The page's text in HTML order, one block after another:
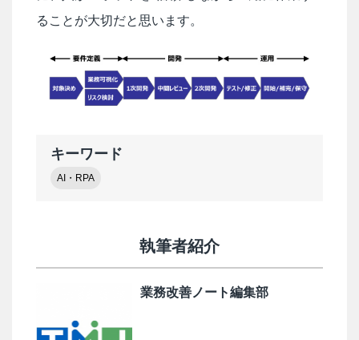
ることが大切だと思います。
キーワード
AI・RPA
執筆者紹介
業務改善ノート編集部